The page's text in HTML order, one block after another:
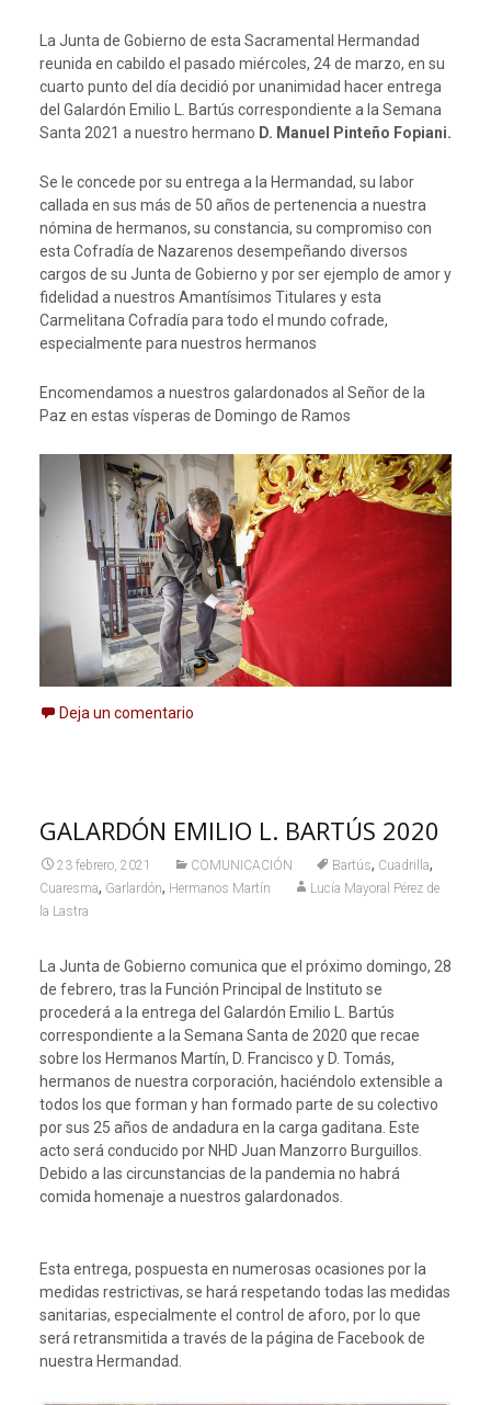
La Junta de Gobierno de esta Sacramental Hermandad
reunida en cabildo el pasado miércoles, 24 de marzo, en su
cuarto punto del día decidió por unanimidad hacer entrega
del Galardón Emilio L. Bartús correspondiente a la Semana
Santa 2021 a nuestro hermano D. Manuel Pinteño Fopiani.
Se le concede por su entrega a la Hermandad, su labor
callada en sus más de 50 años de pertenencia a nuestra
nómina de hermanos, su constancia, su compromiso con
esta Cofradía de Nazarenos desempeñando diversos
cargos de su Junta de Gobierno y por ser ejemplo de amor y
fidelidad a nuestros Amantísimos Titulares y esta
Carmelitana Cofradía para todo el mundo cofrade,
especialmente para nuestros hermanos
Encomendamos a nuestros galardonados al Señor de la
Paz en estas vísperas de Domingo de Ramos
Deja un comentario
GALARDÓN EMILIO L. BARTÚS 2020
23 febrero, 2021 COMUNICACIÓN Bartús, Cuadrilla,
Cuaresma, Garlardón, Hermanos Martín
Lucía Mayoral Pérez de
la Lastra
La Junta de Gobierno comunica que el próximo domingo, 28
de febrero, tras la Función Principal de Instituto se
procederá a la entrega del Galardón Emilio L. Bartús
correspondiente a la Semana Santa de 2020 que recae
sobre los Hermanos Martín, D. Francisco y D. Tomás,
hermanos de nuestra corporación, haciéndolo extensible a
todos los que forman y han formado parte de su colectivo
por sus 25 años de andadura en la carga gaditana. Este
acto será conducido por NHD Juan Manzorro Burguillos.
Debido a las circunstancias de la pandemia no habrá
comida homenaje a nuestros galardonados.
Esta entrega, pospuesta en numerosas ocasiones por la
medidas restrictivas, se hará respetando todas las medidas
sanitarias, especialmente el control de aforo, por lo que
será retransmitida a través de la página de Facebook de
nuestra Hermandad.